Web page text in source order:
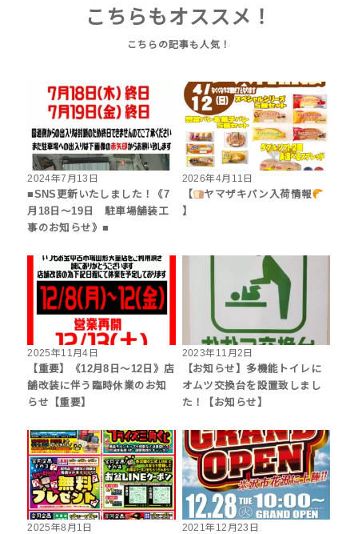
こちらもオススメ！
2024年7月13日
■SNS更新いたしました！《7
月18日～19日 駐車場舗装工
事のお知らせ》■
2026年4月11日
【
ヤマザキパン入荷情報
】
2025年11月4日
【重要】《12月8日～12日》店
舗改装に伴う臨時休業のお知
らせ【重要】
2023年11月2日
【お知らせ】多機能トイレに
オムツ交換台を設置致しまし
た！【お知らせ】
2025年8月1日
2021年12月23日